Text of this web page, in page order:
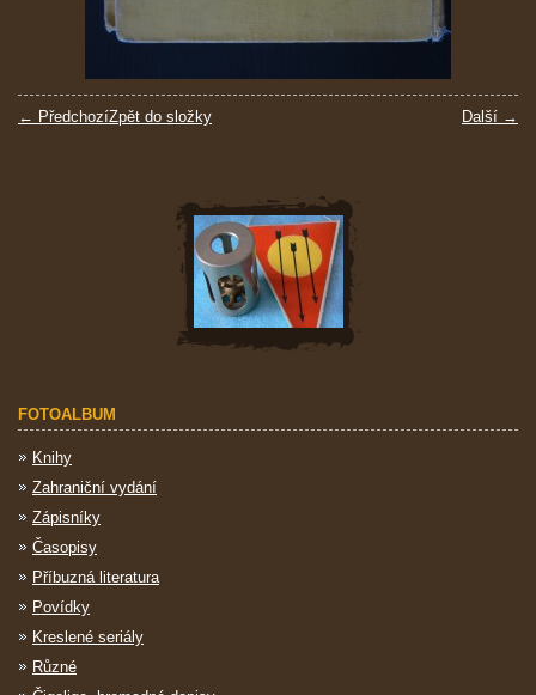
← Předchozí Další →
Zpět do složky
FOTOALBUM
Knihy
Zahraniční vydání
Zápisníky
Časopisy
Příbuzná literatura
Povídky
Kreslené seriály
Různé